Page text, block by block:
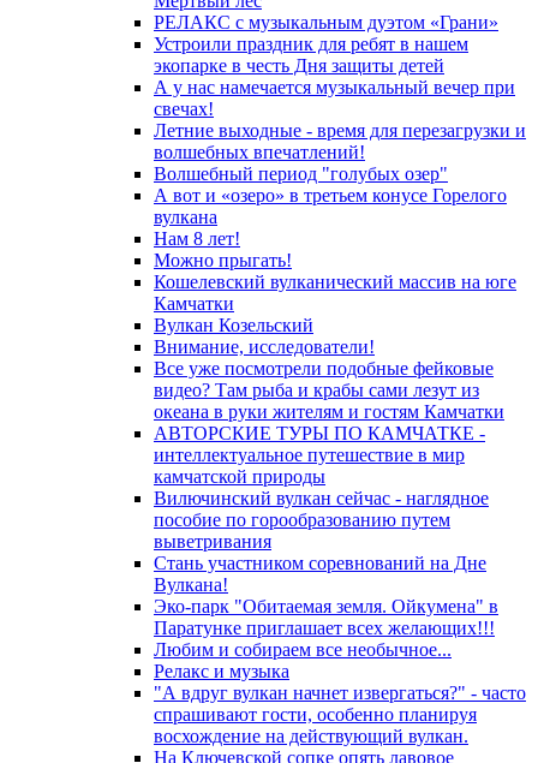
РЕЛАКС с музыкальным дуэтом «Грани»
Устроили праздник для ребят в нашем
экопарке в честь Дня защиты детей
А у нас намечается музыкальный вечер при
свечах!
Летние выходные - время для перезагрузки и
волшебных впечатлений!
Волшебный период "голубых озер"
А вот и «озеро» в третьем конусе Горелого
вулкана
Нам 8 лет!
Можно прыгать!
Кошелевский вулканический массив на юге
Камчатки
Вулкан Козельский
Внимание, исследователи!
Все уже посмотрели подобные фейковые
видео? Там рыба и крабы сами лезут из
океана в руки жителям и гостям Камчатки
АВТОРСКИЕ ТУРЫ ПО КАМЧАТКЕ -
интеллектуальное путешествие в мир
камчатской природы
Вилючинский вулкан сейчас - наглядное
пособие по горообразованию путем
выветривания
Стань участником соревнований на Дне
Вулкана!
Эко-парк "Обитаемая земля. Ойкумена" в
Паратунке приглашает всех желающих!!!
Любим и собираем все необычное...
Релакс и музыка
"А вдруг вулкан начнет извергаться?" - часто
спрашивают гости, особенно планируя
восхождение на действующий вулкан.
На Ключевской сопке опять лавовое